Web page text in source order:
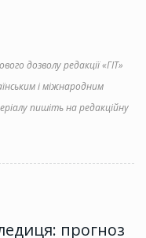
дозволу редакції «ГІТ»
і міжнародним
пишіть на редакційну
прогноз